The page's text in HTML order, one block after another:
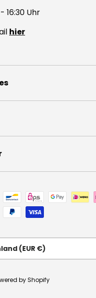
16:30 Uhr
hier
(EUR €)
by Shopify